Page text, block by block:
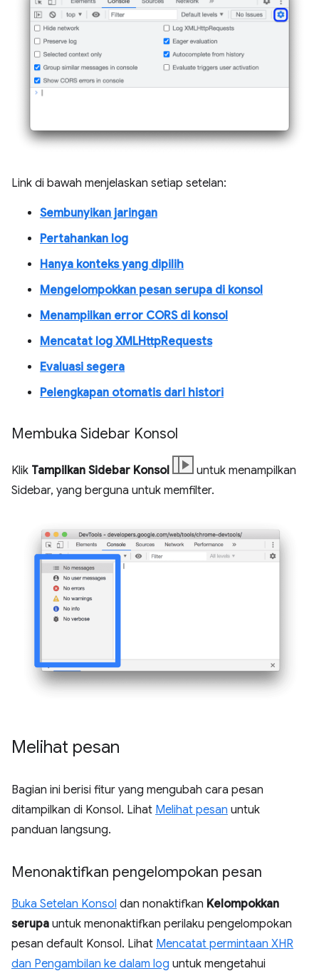
Link di bawah menjelaskan setiap setelan:
Sembunyikan jaringan
Pertahankan log
Hanya konteks yang dipilih
Mengelompokkan pesan serupa di konsol
Menampilkan error CORS di konsol
Mencatat log XMLHttpRequests
Evaluasi segera
Pelengkapan otomatis dari histori
Membuka Sidebar Konsol
Klik Tampilkan Sidebar Konsol
untuk menampilkan
Sidebar, yang berguna untuk memfilter.
Melihat pesan
Bagian ini berisi fitur yang mengubah cara pesan
ditampilkan di Konsol. Lihat Melihat pesan untuk
panduan langsung.
Menonaktifkan pengelompokan pesan
Buka Setelan Konsol dan nonaktifkan Kelompokkan
serupa untuk menonaktifkan perilaku pengelompokan
pesan default Konsol. Lihat Mencatat permintaan XHR
dan Pengambilan ke dalam log untuk mengetahui